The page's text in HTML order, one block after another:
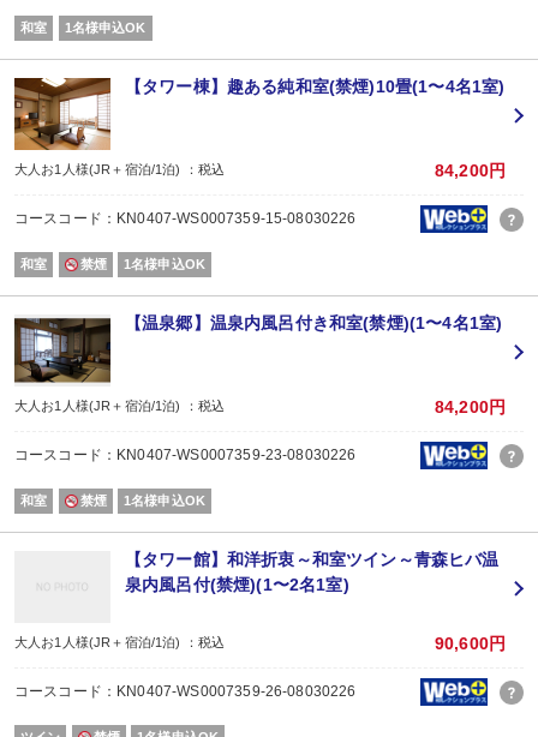
食前茶(酒)/八寸/吸物/造里/肉料理(佐賀牛)/食中茶/魚料理/御飯/汁物/香物/甘味/食
＜ご朝食＞
広間「孔雀」にてバラエティーに富んだ和洋ブッフェ、または日本食「利休
嬉野名物の温泉湯湯豆腐もお楽しみ頂けます。
4歳以上のお子様は、食なしでお申込みされた場合も、別途朝食代＠2,530が発
予めご了承ください。
7：00～9：30(9：00最終入場)
和室 1名様申込OK
【タワー棟】趣ある純和室(禁煙)10畳(1〜4名1室)
大人お1人様(JR＋宿泊/1泊) ：税込 84,200円
コースコード：KN0407-WS0007359-15-08030226
和室 禁煙 1名様申込OK
【温泉郷】温泉内風呂付き和室(禁煙)(1〜4名1室)
大人お1人様(JR＋宿泊/1泊) ：税込 84,200円
コースコード：KN0407-WS0007359-23-08030226
和室 禁煙 1名様申込OK
【タワー館】和洋折衷～和室ツイン～青森ヒバ温
泉内風呂付(禁煙)(1〜2名1室)
大人お1人様(JR＋宿泊/1泊) ：税込 90,600円
コースコード：KN0407-WS0007359-26-08030226